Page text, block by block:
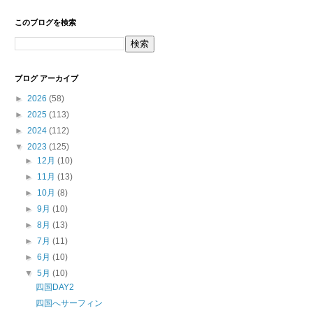
このブログを検索
ブログ アーカイブ
► 2026 (58)
► 2025 (113)
► 2024 (112)
▼ 2023 (125)
► 12月(10)
► 11月(13)
► 10月(8)
►9月(10)
►8月(13)
►7月(11)
►6月(10)
▼5月(10)
四国DAY2
四国へサーフィン